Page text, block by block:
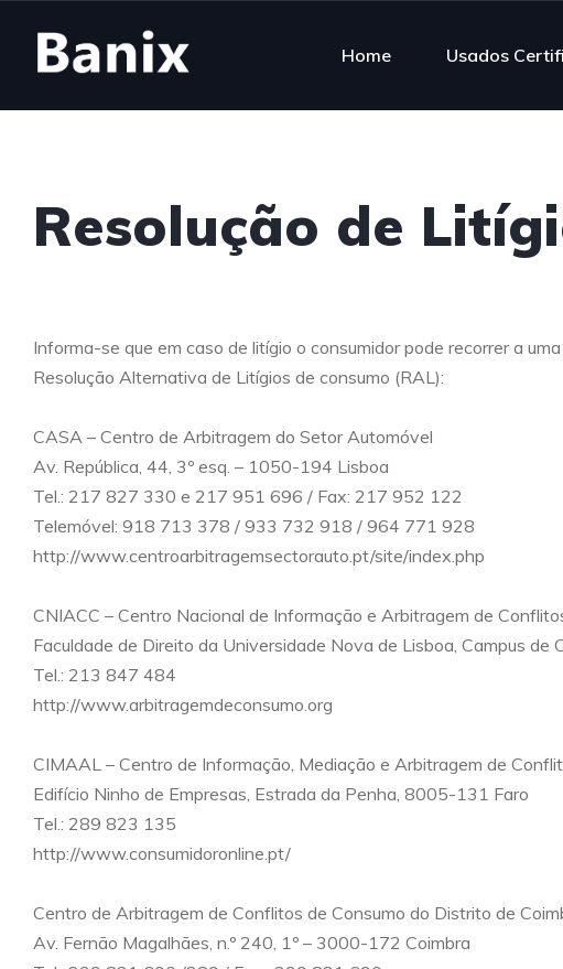
Home Usados
Resolução de
Informa-se que em caso de litígio o consumidor pode recorrer a
Resolução Alternativa de Litígios de consumo (RAL):
CASA – Centro de Arbitragem do Setor Automóvel
Av. República, 44, 3º esq. – 1050-194 Lisboa
Tel.: 217 827 330 e 217 951 696 / Fax: 217 952 122
Telemóvel: 918 713 378 / 933 732 918 / 964 771 928
http://www.centroarbitragemsectorauto.pt/site/index.php
CNIACC – Centro Nacional de Informação e Arbitragem de
Faculdade de Direito da Universidade Nova de Lisboa, Campus
Tel.: 213 847 484
http://www.arbitragemdeconsumo.org
CIMAAL – Centro de Informação, Mediação e Arbitragem de
Edifício Ninho de Empresas, Estrada da Penha, 8005-131 Faro
Tel.: 289 823 135
http://www.consumidoronline.pt/
Centro de Arbitragem de Conflitos de Consumo do Distrito de
Av. Fernão Magalhães, n.º 240, 1º – 3000-172 Coimbra